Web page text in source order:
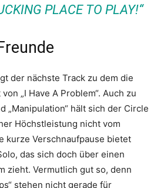
PLACE TO PLAY!“
der nächste Track zu dem die
„I Have A Problem“. Auch zu
„Manipulation“ hält sich der Circle
Höchstleistung nicht vom
kurze Verschnaufpause bietet
das sich doch über einen
zieht. Vermutlich gut so, denn
stehen nicht gerade für